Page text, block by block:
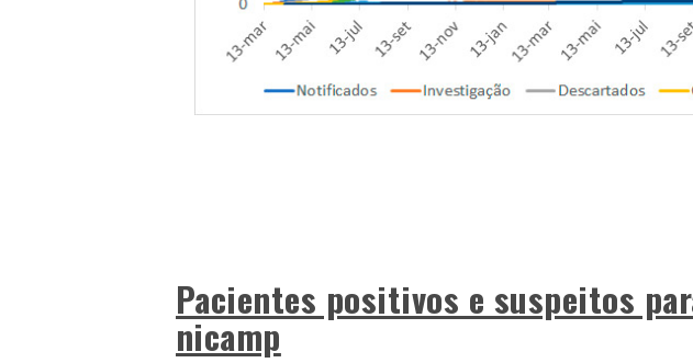
Pacientes positivos e suspeitos
nicamp